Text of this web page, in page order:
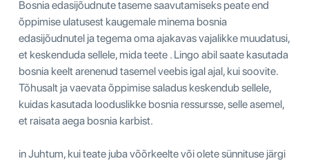
Bosnia edasijõudnute taseme saavutamiseks peate end
õppimise ulatusest kaugemale minema bosnia
edasijõudnutel ja tegema oma ajakavas vajalikke muudatusi,
et keskenduda sellele, mida teete . Lingo abil saate kasutada
bosnia keelt arenenud tasemel veebis igal ajal, kui soovite.
Tõhusalt ja vaevata õppimise saladus keskendub sellele,
kuidas kasutada looduslikke bosnia ressursse, selle asemel,
et raisata aega bosnia karbist.
in Juhtum, kui teate juba võõrkeelte või olete sünnituse järgi